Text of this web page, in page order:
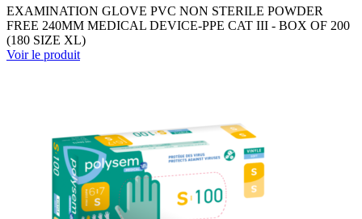
EXAMINATION GLOVE PVC NON STERILE POWDER
FREE 240MM MEDICAL DEVICE-PPE CAT III - BOX OF 200
(180 SIZE XL)
Voir le produit